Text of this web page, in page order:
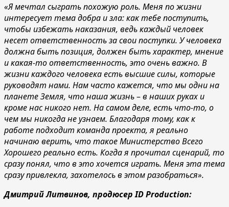
«Я мечтал сыграть похожую роль. Меня по жизни
интересует тема добра и зла: как тебе поступить,
чтобы избежать наказания, ведь каждый человек
несет ответственность за свои поступки. У человека
должна быть позиция, должен быть характер, мнение
и какая-то ответственность, это очень важно. В
жизни каждого человека есть высшие силы, которые
руководят нами. Нам часто кажется, что мы одни на
планете Земля, что наша жизнь–в наших руках и
кроме нас никого нет. На самом деле, есть что-то, о
чем мы никогда не узнаем. Благодаря тому, как к
работе подходит команда проекта, я реально
начинаю верить, что такое Министерство Всего
Хорошего реально есть. Когда я прочитал сценарий, то
сразу понял, что в это хочется играть. Меня эта тема
сразу привлекла, захотелось в этом разобраться».
Дмитрий Литвинов, продюсер ID Production: